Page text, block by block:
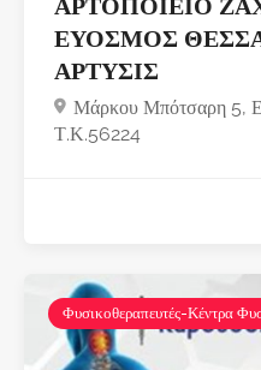
ΕΥΟΣΜΟΣ
ΑΡΤΥΣΙΣ
Μάρκου Μπότσαρη 5,
Τ.Κ.56224
Φυσικοθεραπευτές-Κέντρα